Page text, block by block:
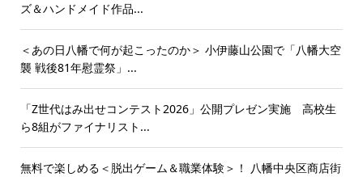
ズ＆ハンドメイド作品...
＜あの日八幡で何が起こったのか＞ 小伊藤山公園で「八幡大空
襲 戦後81年慰霊祭」...
「Z世代はみ出せコンテスト2026」公開プレゼン実施 高校生
ら8組がファイナリスト...
無料で楽しめる＜脱出ゲーム＆職業体験＞！ 八幡中央区商店街